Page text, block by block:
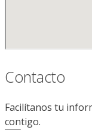
Contacto
Facilítanos tu
contigo.